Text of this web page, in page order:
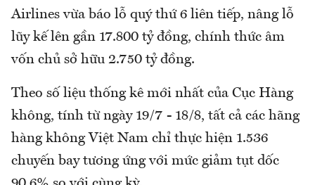
Airlines vừa báo lỗ quý thứ 6 liên tiếp, nâng lỗ
lũy kế lên gần 17.800 tỷ đồng, chính thức âm
vốn chủ sở hữu 2.750 tỷ đồng.
Theo số liệu thống kê mới nhất của Cục Hàng
không, tính từ ngày 19/7 - 18/8, tất cả các hãng
hàng không Việt Nam chỉ thực hiện 1.536
chuyến bay tương ứng với mức giảm tụt dốc